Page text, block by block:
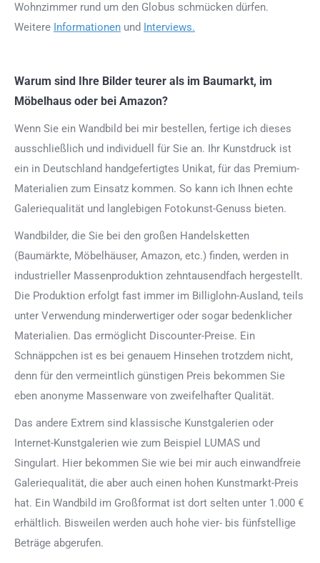
Wohnzimmer rund um den Globus schmücken dürfen.
Weitere Informationen und Interviews.
Warum sind Ihre Bilder teurer als im Baumarkt, im
Möbelhaus oder bei Amazon?
Wenn Sie ein Wandbild bei mir bestellen, fertige ich dieses
ausschließlich und individuell für Sie an. Ihr Kunstdruck ist
ein in Deutschland handgefertigtes Unikat, für das Premium-
Materialien zum Einsatz kommen. So kann ich Ihnen echte
Galeriequalität und langlebigen Fotokunst-Genuss bieten.
Wandbilder, die Sie bei den großen Handelsketten
(Baumärkte, Möbelhäuser, Amazon, etc.) finden, werden in
industrieller Massenproduktion zehntausendfach hergestellt.
Die Produktion erfolgt fast immer im Billiglohn-Ausland, teils
unter Verwendung minderwertiger oder sogar bedenklicher
Materialien. Das ermöglicht Discounter-Preise. Ein
Schnäppchen ist es bei genauem Hinsehen trotzdem nicht,
denn für den vermeintlich günstigen Preis bekommen Sie
eben anonyme Massenware von zweifelhafter Qualität.
Das andere Extrem sind klassische Kunstgalerien oder
Internet-Kunstgalerien wie zum Beispiel LUMAS und
Singulart. Hier bekommen Sie wie bei mir auch einwandfreie
Galeriequalität, die aber auch einen hohen Kunstmarkt-Preis
hat. Ein Wandbild im Großformat ist dort selten unter 1.000 €
erhältlich. Bisweilen werden auch hohe vier- bis fünfstellige
Beträge abgerufen.